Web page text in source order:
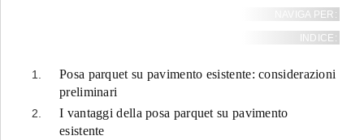
NAVIGA PER:
INDICE:
Posa parquet su pavimento esistente: considerazioni
preliminari
I vantaggi della posa parquet su pavimento
esistente